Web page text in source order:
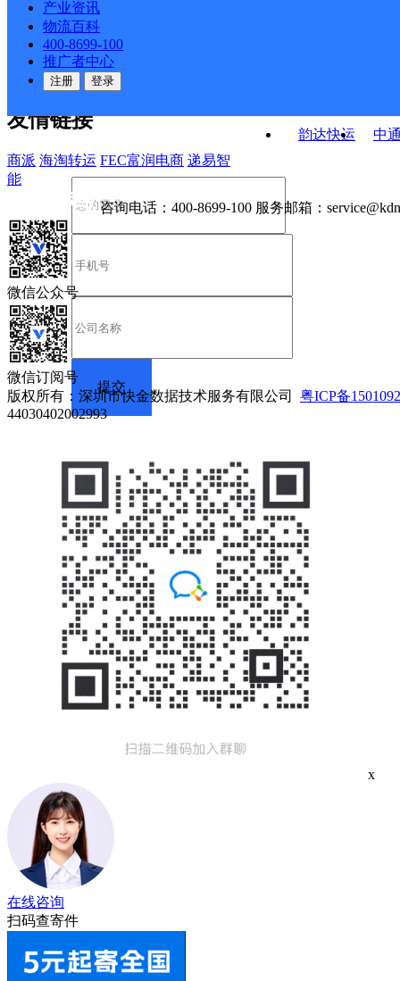
产业资讯
物流百科
400-8699-100
推广者中心
注册 登录
韵达快运
中
公司介绍 企业动态
合作伙伴 快递鸟接口服务协议
户隐私政策
友情链接
商派 海淘转运 FEC富润电商 递易智
能
咨询电话： 400-8699-100 服务邮箱：
微信公众号
微信订阅号
版权所有：深圳市快金数据技术服务有限公司 粤ICP备
44030402002993
x
在线咨询
扫码查寄件